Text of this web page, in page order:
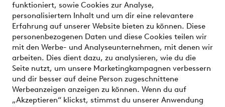
funktioniert, sowie Cookies zur Analyse,
personalisiertem Inhalt und um dir eine relevantere
Erfahrung auf unserer Website bieten zu können. Diese
personenbezogenen Daten und diese Cookies teilen wir
mit den Werbe- und Analyseunternehmen, mit denen wir
arbeiten. Dies dient dazu, zu analysieren, wie du die
Seite nutzt, um unsere Marketingkampagnen verbessern
und dir besser auf deine Person zugeschnittene
Werbeanzeigen anzeigen zu können. Wenn du auf
„Akzeptieren“ klickst, stimmst du unserer Anwendung
Sichere Zahlungen - Jetzt bezahlen oder aufteilen
Möchtest du mehr über unsere
Zahlungsmöglichkeitenerfahren?